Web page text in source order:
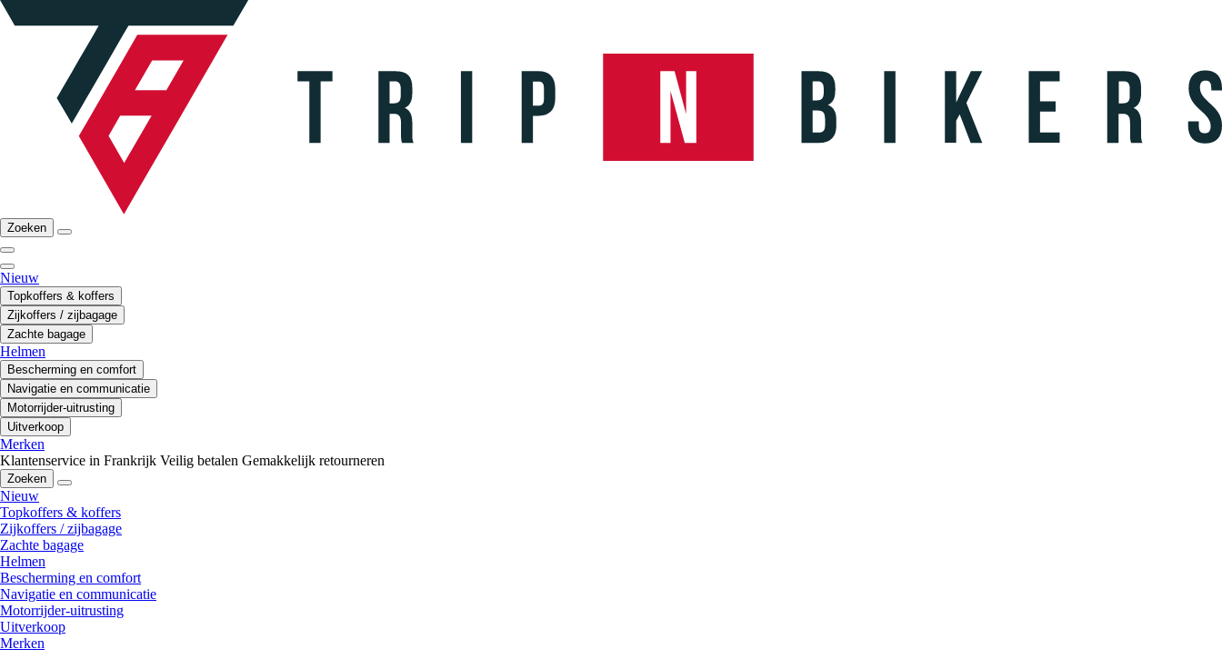
Zoeken
Nieuw
Topkoffers & koffers
Zijkoffers / zijbagage
Zachte bagage
Helmen
Bescherming en comfort
Navigatie en communicatie
Motorrijder-uitrusting
Uitverkoop
Merken
Klantenservice in Frankrijk Veilig betalen Gemakkelijk retourneren
Zoeken
Nieuw
Topkoffers & koffers
Zijkoffers / zijbagage
Zachte bagage
Helmen
Bescherming en comfort
Navigatie en communicatie
Motorrijder-uitrusting
Uitverkoop
Merken